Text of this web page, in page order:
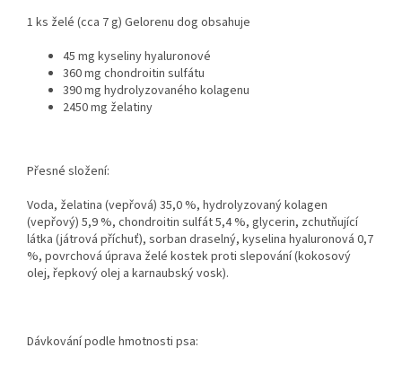
1 ks želé (cca 7 g) Gelorenu dog obsahuje
45 mg kyseliny hyaluronové
360 mg chondroitin sulfátu
390 mg hydrolyzovaného kolagenu
2450 mg želatiny
Přesné složení:
Voda, želatina (vepřová) 35,0 %, hydrolyzovaný kolagen
(vepřový) 5,9 %, chondroitin sulfát 5,4 %, glycerin, zchutňující
látka (játrová příchuť), sorban draselný, kyselina hyaluronová 0,7
%, povrchová úprava želé kostek proti slepování (kokosový
olej, řepkový olej a karnaubský vosk).
Dávkování podle hmotnosti psa: